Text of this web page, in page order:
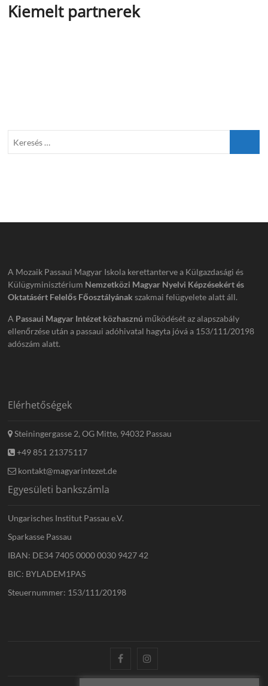
Kiemelt partnerek
A Mozaik Passaui Magyar Iskola kerettanterve a Külgazdasági és
Külügyminisztérium Nemzetközi Magyar Nyelvi Képzésekért és
Oktatásért Felelős Főosztályának szakmai felügyelete alatt áll.
A Passaui Magyar Intézet közhasznú működését az alapszabály
ellenőrzése után a passaui adóhivatal hagyta jóvá a 153/111/20198
adószám alatt.
Elérhetőségek
Steiningergasse 2, OG Mitte, 94032 Passau
+49 851 21375117
kontakt@magyarintezet.de
Egyesületi bankszámla
Ungarisches Institut Passau e.V.
Sparkasse Passau
IBAN: DE34 7405 0000 0030 9427 42
BIC: BYLADEM1PAS
Steuernummer: 153/111/20198